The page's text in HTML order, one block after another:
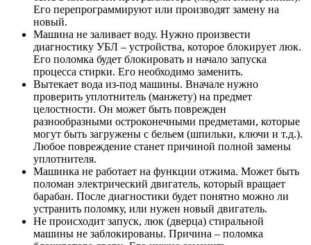
Его перепрограммируют или производят замену на
новый.
Машина не заливает воду. Нужно произвести
диагностику УБЛ – устройства, которое блокирует люк.
Его поломка будет блокировать и начало запуска
процесса стирки. Его необходимо заменить.
Вытекает вода из-под машины. Вначале нужно
проверить уплотнитель (манжету) на предмет
целостности. Он может быть поврежден
разнообразными остроконечными предметами, которые
могут быть загружены с бельем (шпильки, ключи и т.д.).
Любое повреждение станет причиной полной замены
уплотнителя.
Машинка не работает на функции отжима. Может быть
поломан электрический двигатель, который вращает
барабан. После диагностики будет понятно можно ли
устранить поломку, или нужен новый двигатель.
Не происходит запуск, люк (дверца) стиральной
машины не заблокированы. Причина – поломка